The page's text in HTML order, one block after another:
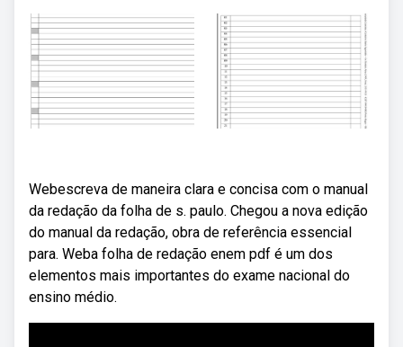
Webescreva de maneira clara e concisa com o manual
da redação da folha de s. paulo. Chegou a nova edição
do manual da redação, obra de referência essencial
para. Weba folha de redação enem pdf é um dos
elementos mais importantes do exame nacional do
ensino médio.